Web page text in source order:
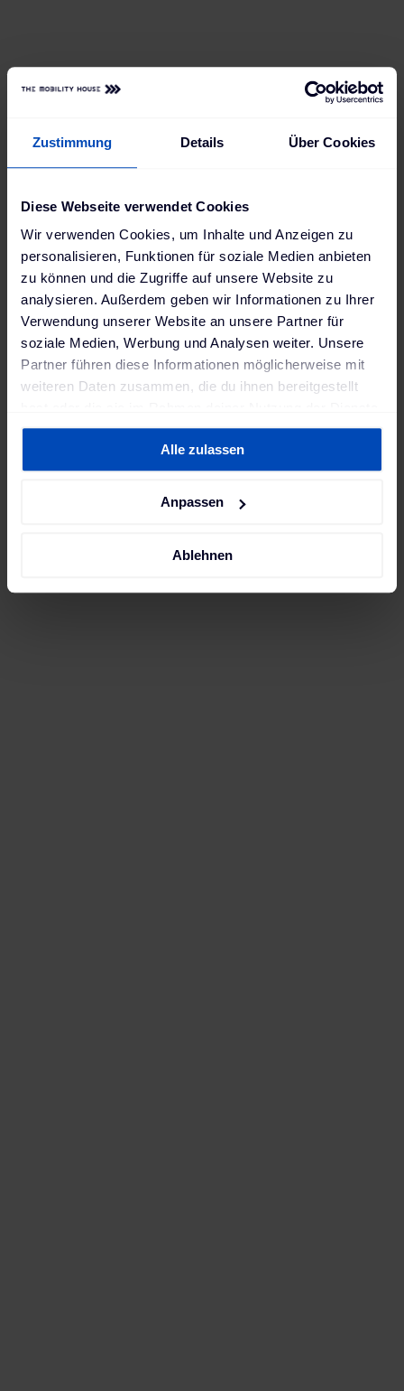
Zustimmung Details Über Cookies
Diese Webseite verwendet Cookies
Wir verwenden Cookies, um Inhalte und Anzeigen zu
personalisieren, Funktionen für soziale Medien anbieten
zu können und die Zugriffe auf unsere Website zu
analysieren. Außerdem geben wir Informationen zu Ihrer
Verwendung unserer Website an unsere Partner für
soziale Medien, Werbung und Analysen weiter. Unsere
Partner führen diese Informationen möglicherweise mit
weiteren Daten zusammen, die du ihnen bereitgestellt
gesammelt haben. Weitere Informationen findest du in
Datenschutzerklärungund unserem
Impressum.
Alle zulassen
Anpassen
Ablehnen